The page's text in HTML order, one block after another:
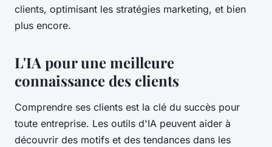
clients, optimisant les stratégies marketing, et bien
plus encore.
L'IA pour une meilleure
connaissance des clients
Comprendre ses clients est la clé du succès pour
toute entreprise. Les outils d'IA peuvent aider à
découvrir des motifs et des tendances dans les